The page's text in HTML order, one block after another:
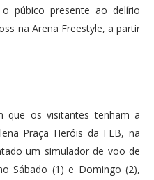
púbico presente ao delírio
na Arena Freestyle, a partir
que os visitantes tenham a
Praça Heróis da FEB, na
um simulador de voo de
Sábado (1) e Domingo (2),